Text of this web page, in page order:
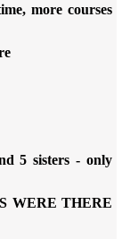
more courses
5 sisters - only
WERE THERE